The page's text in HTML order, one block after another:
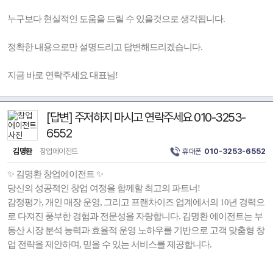
누구보다 현실적인 도움을 드릴 수 있을것으로 생각됩니다.
정확한 내용으로만 설명드리고 답변해드리겠습니다.
지금 바로 연락주세요 대표님!
[답변] 주저하지 마시고 연락주세요 010-3253-
6552
김명환 창업에이전트 휴대폰 010-3253-6552
✨ 김명환 창업에이전트 ✨
당신의 성공적인 창업 여정을 함께할 최고의 파트너!
감정평가, 개인 매장 운영, 그리고 프랜차이즈 업계에서의 10년 경력으
로 다져진 풍부한 경험과 전문성을 자랑합니다. 김명환 에이전트는 부
동산 시장 분석 능력과 효율적 운영 노하우를 기반으로 고객 맞춤형 창
업 전략을 제안하며, 믿을 수 있는 서비스를 제공합니다.